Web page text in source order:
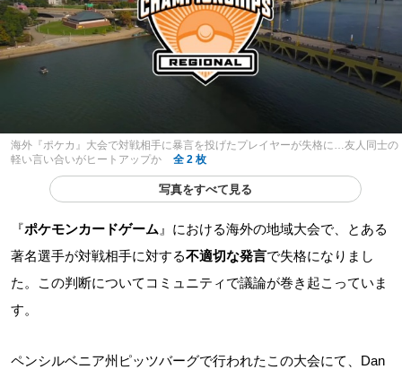
海外『ポケカ』大会で対戦相手に暴言を投げたプレイヤーが失格に…友人同士の
軽い言い合いがヒートアップか
全 2 枚
写真をすべて見る
『ポケモンカードゲーム 』における海外の地域大会で、とある
著名選手が対戦相手に対する不適切な発言で失格になりまし
た。この判断についてコミュニティで議論が巻き起こっていま
す。
ペンシルベニア州ピッツバーグで行われたこの大会にて、Dan